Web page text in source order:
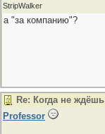
StripWalker
а "за компанию"?
Re: Когда не
Professor